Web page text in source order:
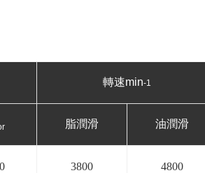
轉速min-1
脂潤滑 油潤滑
3800 4800